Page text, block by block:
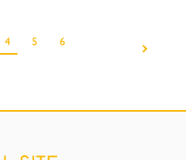
4 5 6